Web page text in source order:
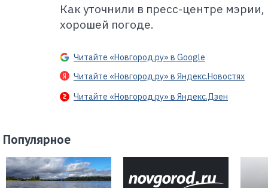
Как уточнили в пресс-центре
хорошей погоде.
Читайте «Новгород.ру» в Google
Читайте «Новгород.ру» в Яндекс.Новостях
Читайте «Новгород.ру» в Яндекс.Дзен
Популярное